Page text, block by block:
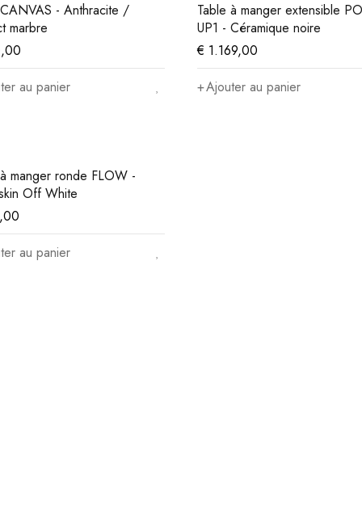
- Anthracite /
marbre
au panier
Table à manger extensible
UP1 - Céramique noire
€ 1.169,00
Ajouter au panier
manger ronde FLOW -
Off White
au panier